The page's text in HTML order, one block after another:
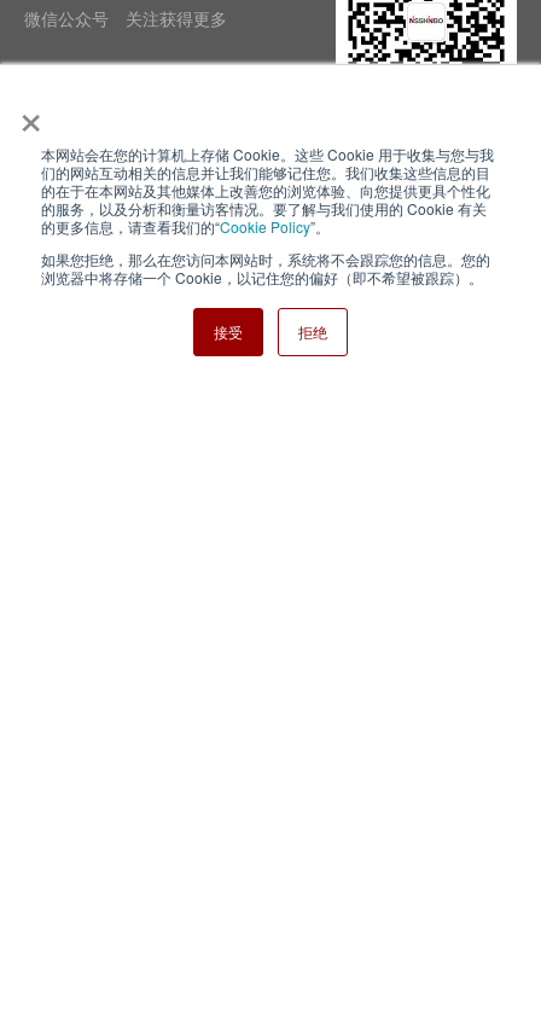
×
本网站会在您的计算机上存储 Cookie。这些 Cookie 用于收集与您与我
们的网站互动相关的信息并让我们能够记住您。我们收集这些信息的目
的在于在本网站及其他媒体上改善您的浏览体验、向您提供更具个性化
的服务，以及分析和衡量访客情况。要了解与我们使用的 Cookie 有关
的更多信息，请查看我们的“Cookie Policy”。
如果您拒绝，那么在您访问本网站时，系统将不会跟踪您的信息。您的
浏览器中将存储一个 Cookie，以记住您的偏好（即不希望被跟踪）。
接受 拒绝
微信公众号 关注获得更多
隐私政策 使用条款
Cookie Policy 网站地图
Nisshinbo Holdings Inc.
Copyright ⓒ Nisshinbo Micro Devices Inc. All Rights Reserved.